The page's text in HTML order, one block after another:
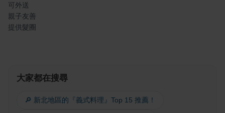
可外送
親子友善
提供髮圈
大家都在搜尋
🔎 新北地區的『義式料理』Top 15 推薦！